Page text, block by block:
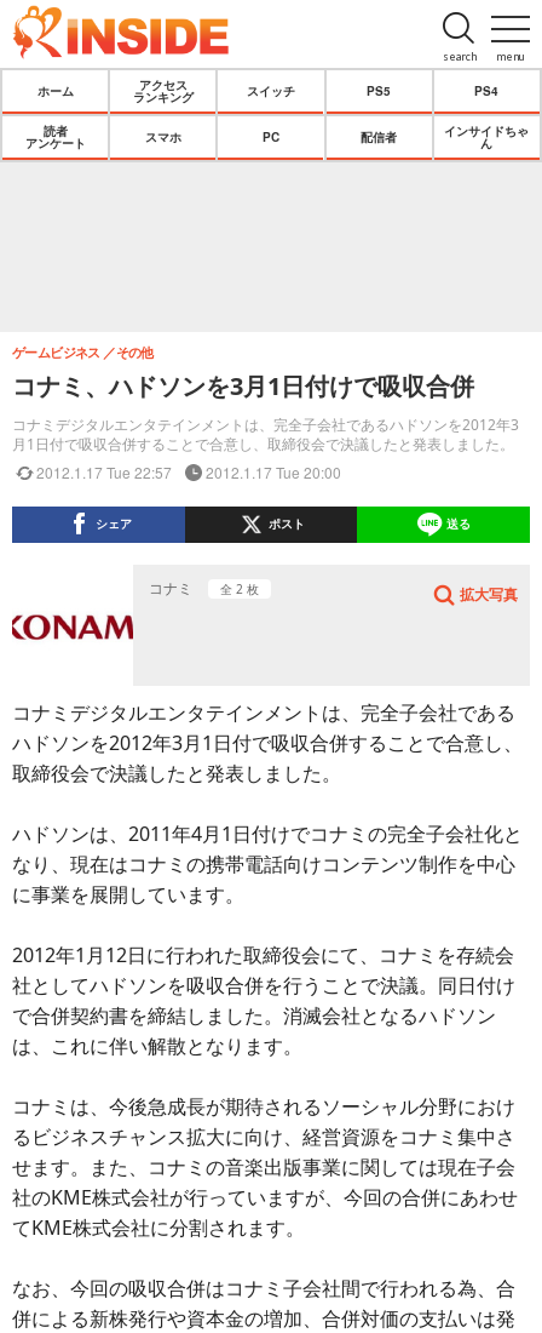
menu
search
ホーム
アクセス
ランキング
スイッチ PS5 PS4
読者
アンケート
スマホ PC 配信者
インサイドちゃ
ん
コナミ、ハドソンを3月1日付けで吸収合併
コナミデジタルエンタテインメントは、完全子会社であるハドソンを2012年3
月1日付で吸収合併することで合意し、取締役会で決議したと発表しました。
ゲームビジネス その他
2012.1.17 Tue 22:57 2012.1.17 Tue 20:00
シェア ポスト 送る
コナミ 全 2 枚 拡大写真
コナミデジタルエンタテインメントは、完全子会社である
ハドソンを2012年3月1日付で吸収合併することで合意し、
取締役会で決議したと発表しました。
ハドソンは、2011年4月1日付けでコナミの完全子会社化と
なり、現在はコナミの携帯電話向けコンテンツ制作を中心
に事業を展開しています。
2012年1月12日に行われた取締役会にて、コナミを存続会
社としてハドソンを吸収合併を行うことで決議。同日付け
で合併契約書を締結しました。消滅会社となるハドソン
は、これに伴い解散となります。
コナミは、今後急成長が期待されるソーシャル分野におけ
るビジネスチャンス拡大に向け、経営資源をコナミ集中さ
せます。また、コナミの音楽出版事業に関しては現在子会
社のKME株式会社が行っていますが、今回の合併にあわせ
てKME株式会社に分割されます。
なお、今回の吸収合併はコナミ子会社間で行われる為、合
併による新株発行や資本金の増加、合併対価の支払いは発